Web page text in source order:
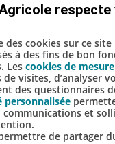
des cookies sur ce
à des fins de bon
Les cookies de
visites, d’analyser
des questionnaires
personnalisée
communications et
de partager